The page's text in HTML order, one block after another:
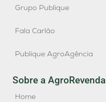
Grupo Publique
Fala Carlão
Publique AgroAgência
Sobre a AgroRevenda
Home